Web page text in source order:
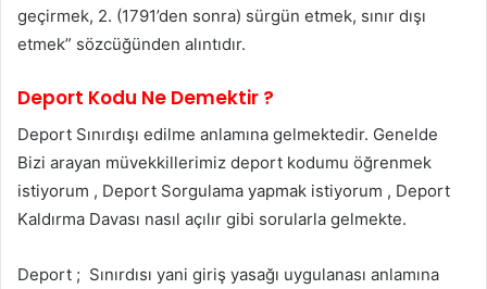
geçirmek, 2. (1791’den sonra) sürgün etmek, sınır dışı
etmek” sözcüğünden alıntıdır.
Deport Kodu Ne Demektir ?
Deport Sınırdışı edilme anlamına gelmektedir. Genelde
Bizi arayan müvekkillerimiz deport kodumu öğrenmek
istiyorum , Deport Sorgulama yapmak istiyorum , Deport
Kaldırma Davası nasıl açılır gibi sorularla gelmekte.
Deport ; Sınırdısı yani giriş yasağı uygulanası anlamına